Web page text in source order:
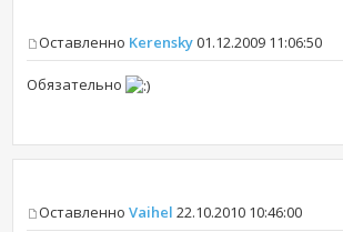
Оставленно Kerensky01.12.2009 11:06:50
Обязательно
ОставленноVaihel 22.10.2010 10:46:00